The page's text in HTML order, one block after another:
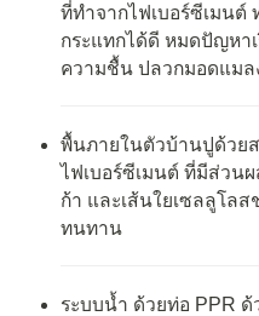
ที่ทำจากไฟเบอร์ซีเมนต์
กระแทกได้ดี หมดปัญหา
ความชื้น ปลวกมอดแมล
พื้นภายในตัวบ้านปูด้วย
ไฟเบอร์ซีเมนต์ ที่มีส่วน
ก้า และเส้นใยเซลลูโล
ทนทาน
ระบบน้ำ ด้วยท่อ PPR ด้